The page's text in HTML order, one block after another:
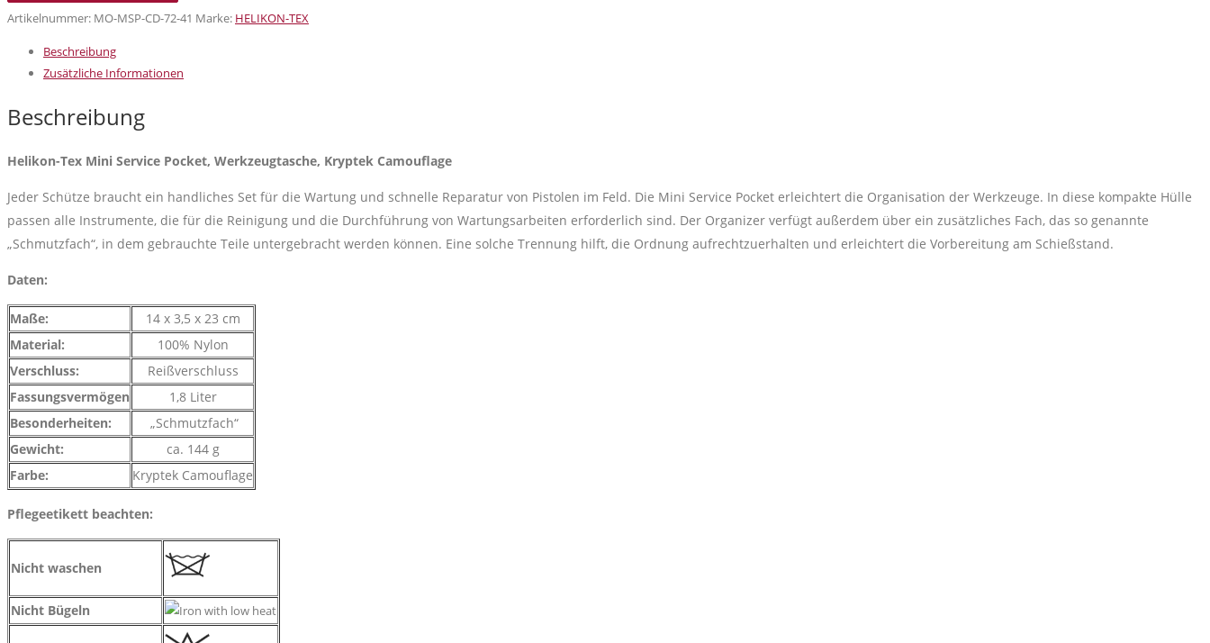
Mini
Pocket,
Werkzeugtasche,
Camouflage
Artikelnummer: MO-MSP-CD-72-41 Marke: HELIKON-TEX
Beschreibung
Zusätzliche Informationen
Beschreibung
Helikon-Tex Mini Service Pocket, Werkzeugtasche, Kryptek Camouflage
Jeder Schütze braucht ein handliches Set für die Wartung und schnelle Reparatur von Pistolen im Feld. Die Mini Service Pocket erleichtert die Organisation der Werkzeuge. In diese kompakte Hülle
passen alle Instrumente, die für die Reinigung und die Durchführung von Wartungsarbeiten erforderlich sind. Der Organizer verfügt außerdem über ein zusätzliches Fach, das so genannte
„Schmutzfach“, in dem gebrauchte Teile untergebracht werden können. Eine solche Trennung hilft, die Ordnung aufrechtzuerhalten und erleichtert die Vorbereitung am Schießstand.
Daten:
Maße:
14 x 3,5 x 23 cm
Material:
100% Nylon
Verschluss:
Reißverschluss
Fassungsvermögen
1,8 Liter
Besonderheiten:
„Schmutzfach“
Gewicht:
ca. 144 g
Farbe:
Kryptek Camouflage
Pflegeetikett beachten:
Nicht waschen
Nicht Bügeln